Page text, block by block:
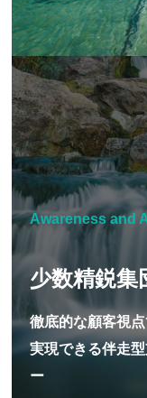
Awareness and
少数精鋭集
徹底的な顧客視
実現できる伴走
ー